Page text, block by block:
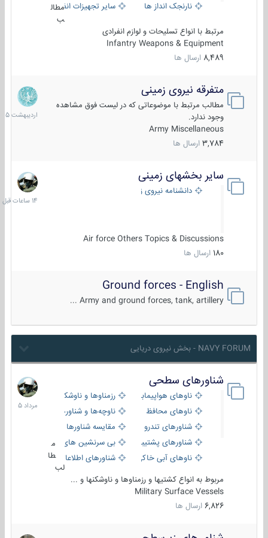
نارنجک انداز ها
سایر تجهیزات انفرادی
مطال
ب
مرتبط با انواع تسلیحات و لوازم انفرادی
Infantry Weapons & Equipment
8,489 ارسال ها
متفرقه نیروی زمینی
مطالب مرتبط با موضوعاتی که در لیست فوق مشاهده
وجود ندارد.
Army Miscellaneous
3,784 ارسال ها
27
1405
سایر بخشهای زمینی
دانشنامه نیروی زمینی
Air force Others Topics & Discussions
180 ارسال ها
14
ساعات
قبل
Ground forces - English
Army and ground forces, tank, artillery ...
NAVY FORUM - بخش نیروی دریایی
شناورهای سطحی
ناوهای هواپیمابر و بالگرد بررزمناوها و ناوشکن‌ها
ناوهای محافظ
ناوچه‌ها و شناورهای گشتی
شناورهای تندرو
مقایسه شناورها
شناورهای پشتیبانی
بی سرنشین های دریایی
ناوهای آبی خاکی و نیروبرشناورهای اطلاعاتی و جاسوسی
طا
لب
مربوط به انواع کشتیها و رزمناوها و ناوشکنها و ...
Military Surface Vessels
6,826 ارسال ها
2
مرداد
1405